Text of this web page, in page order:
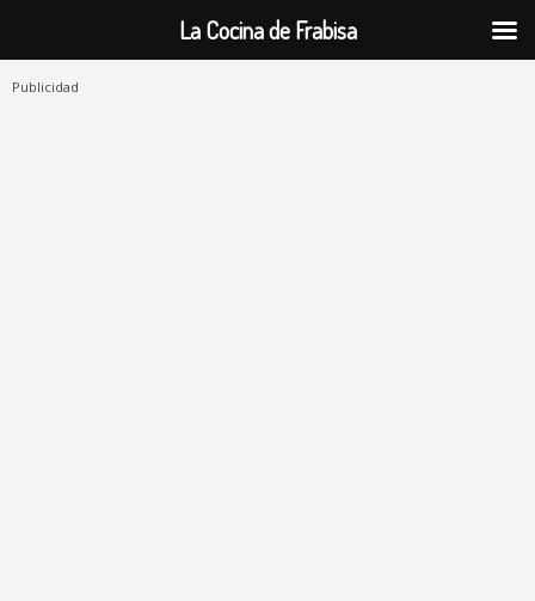
Publicidad
La Cocina de Frabisa